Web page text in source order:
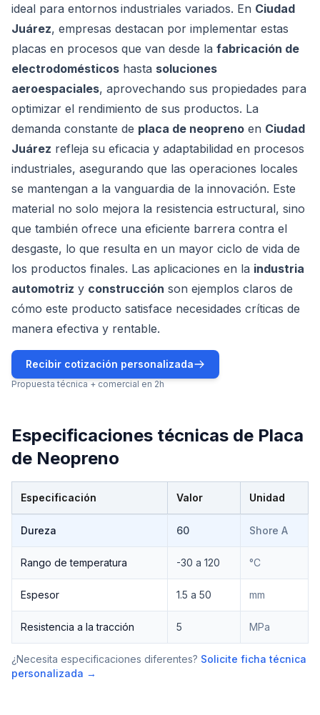
ideal para entornos industriales variados. En Ciudad
Juárez, empresas destacan por implementar estas
placas en procesos que van desde la fabricación de
electrodomésticos hasta soluciones
aeroespaciales, aprovechando sus propiedades para
optimizar el rendimiento de sus productos. La
demanda constante de placa de neopreno en Ciudad
Juárez refleja su eficacia y adaptabilidad en procesos
industriales, asegurando que las operaciones locales
se mantengan a la vanguardia de la innovación. Este
material no solo mejora la resistencia estructural, sino
que también ofrece una eficiente barrera contra el
desgaste, lo que resulta en un mayor ciclo de vida de
los productos finales. Las aplicaciones en la industria
automotriz y construcción son ejemplos claros de
cómo este producto satisface necesidades críticas de
manera efectiva y rentable.
Recibir cotización personalizada
Propuesta técnica + comercial en 2h
Especificaciones técnicas de Placa
de Neopreno
Especificación Valor Unidad
Dureza 60 Shore A
Rango de temperatura -30 a 120 °C
Espesor 1.5 a 50 mm
Resistencia a la tracción 5 MPa
¿Necesita especificaciones diferentes? Solicite ficha técnica
personalizada →